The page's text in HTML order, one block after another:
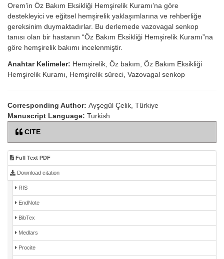
Orem’in Öz Bakım Eksikliği Hemşirelik Kuramı’na göre
destekleyici ve eğitsel hemşirelik yaklaşımlarına ve rehberliğe
gereksinim duymaktadırlar. Bu derlemede vazovagal senkop
tanısı olan bir hastanın “Öz Bakım Eksikliği Hemşirelik Kuramı”na
göre hemşirelik bakımı incelenmiştir.
Anahtar Kelimeler: Hemşirelik, Öz bakım, Öz Bakım Eksikliği
Hemşirelik Kuramı, Hemşirelik süreci, Vazovagal senkop
Corresponding Author: Ayşegül Çelik, Türkiye
Manuscript Language: Turkish
CITE
Full Text PDF
Download citation
RIS
EndNote
BibTex
Medlars
Procite